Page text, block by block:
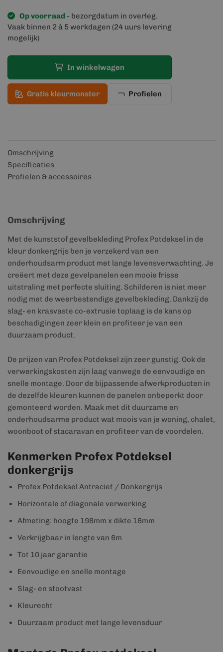
Op voorraad - bezorgdatum in overleg.
Vaak binnen 2 á 5 werkdagen (24 uurs levering
mogelijk)
In winkelwagen
Gratis kleurmonster Profielen
Omschrijving
Specificaties
Profielen & accessoires
Omschrijving
Met de kunststof gevelbekleding Profex Potdeksel in de
kleur donkergrijs ben je verzekerd van een
onderhoudsarm product met lange levensverwachting. Je
creëert met deze gevelpanelen een mooie frisse
uitstraling met perfecte sluiting. Schilderen is niet meer
nodig met de weerbestendige gevelbekleding. Dankzij de
slag- en krasvaste co-extrusie toplaag is de kans op
beschadigingen zeer klein en profiteer je van een
duurzaam product.
De prijzen van Profex Potdeksel zijn zeer gunstig. Ook de
verwerkingskosten zijn laag vanwege de eenvoudige en
snelle montage. Door de bijpassende afwerkproducten in
de dezelfde kleuren kunnen de panelen onbeperkt door
gemonteerd worden. Maak met dit duurzame en
onderhoudsarme product wat moois van je woning, chalet,
woonboot of stacaravan en profiteer van de voordelen.
Kenmerken Profex Potdeksel
donkergrijs
Profex Potdeksel Antraciet / Donkergrijs
Horizontale of diagonale verwerking
Afmeting: hoogte 198mm x dikte 16mm
Verkrijgbaar in lengte van 6m
Tot 10 jaar garantie
Eenvoudige en snelle montage
Slag- en stootvast
Kleurecht
Duurzaam product met lange levensduur